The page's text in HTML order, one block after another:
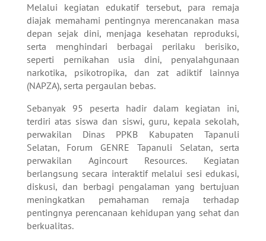
Melalui kegiatan edukatif tersebut, para remaja
diajak memahami pentingnya merencanakan masa
depan sejak dini, menjaga kesehatan reproduksi,
serta menghindari berbagai perilaku berisiko,
seperti pernikahan usia dini, penyalahgunaan
narkotika, psikotropika, dan zat adiktif lainnya
(NAPZA), serta pergaulan bebas.
Sebanyak 95 peserta hadir dalam kegiatan ini,
terdiri atas siswa dan siswi, guru, kepala sekolah,
perwakilan Dinas PPKB Kabupaten Tapanuli
Selatan, Forum GENRE Tapanuli Selatan, serta
perwakilan Agincourt Resources. Kegiatan
berlangsung secara interaktif melalui sesi edukasi,
diskusi, dan berbagi pengalaman yang bertujuan
meningkatkan pemahaman remaja terhadap
pentingnya perencanaan kehidupan yang sehat dan
berkualitas.